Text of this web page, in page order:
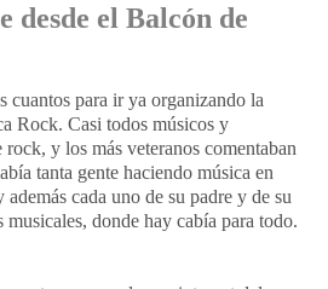
desde el Balcón de
cuantos para ir ya organizando la
Rock. Casi todos músicos y
rock, y los más veteranos comentaban
tanta gente haciendo música en
además cada uno de su padre y de su
donde hay cabía para todo.